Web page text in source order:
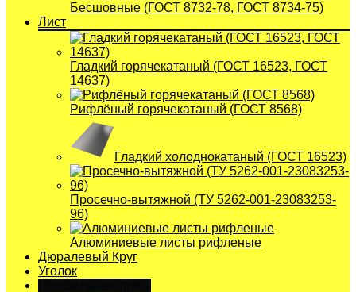
Бесшовные (ГОСТ 8732-78, ГОСТ 8734-75)
Лист
Гладкий горячекатаный (ГОСТ 16523, ГОСТ
14637)
Рифлёный горячекатаный (ГОСТ 8568)
Гладкий холоднокатаный (ГОСТ 16523)
Просечно-вытяжной (ТУ 5262-001-23083253-
96)
Алюминиевые листы рифленые
Дюралевый Круг
Уголок